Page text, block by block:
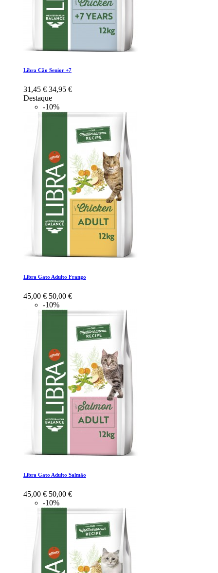
Libra Cão Senior +7
31,45 € 34,95 €
Destaque
-10%
Libra Gato Adulto Frango
45,00 € 50,00 €
-10%
Libra Gato Adulto Salmão
45,00 € 50,00 €
-10%